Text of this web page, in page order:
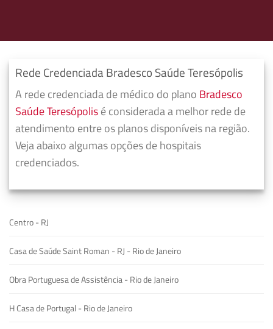
Rede Credenciada Bradesco Saúde Teresópolis
A rede credenciada de médico do plano Bradesco
Saúde Teresópolisé considerada a melhor rede de
atendimento entre os planos disponíveis na região.
Veja abaixo algumas opções de hospitais
credenciados.
Centro - RJ
Casa de Saúde Saint Roman - RJ - Rio de Janeiro
Obra Portuguesa de Assistência - Rio de Janeiro
H Casa de Portugal - Rio de Janeiro